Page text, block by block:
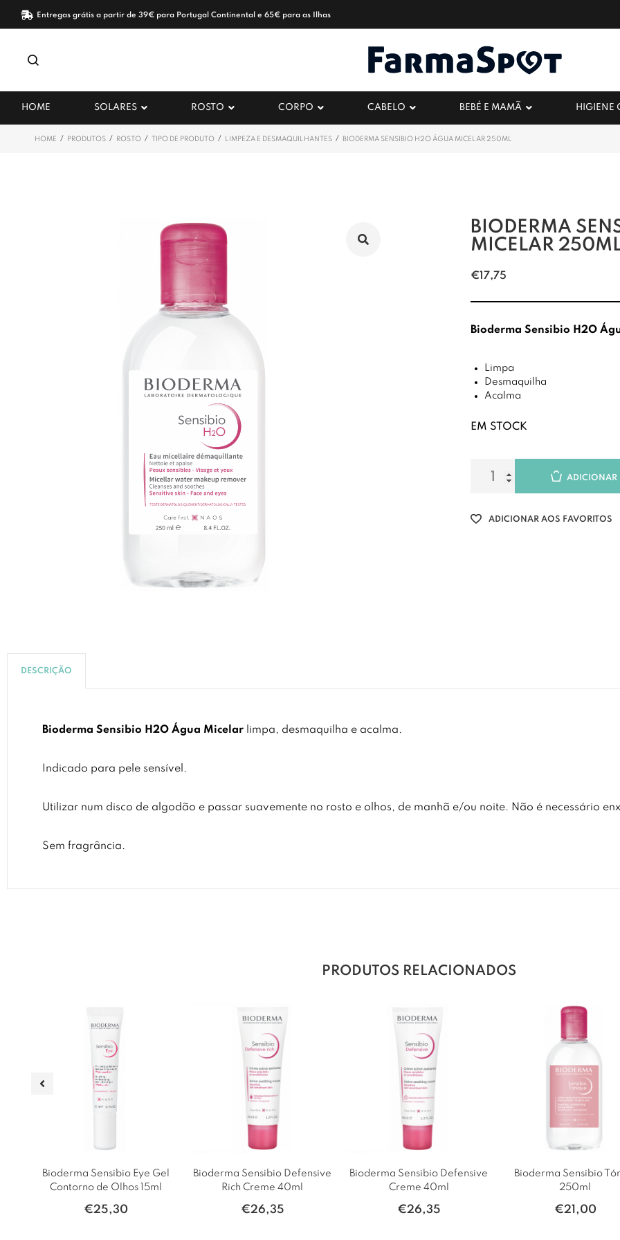
Entregas grátis a partir de 39€ para Portugal Continental e 65€ para as Ilhas
HOME SOLARES ROSTO CORPO CABELO BEBÉ E MAMÃ HIGIENE
HOME / PRODUTOS / ROSTO / TIPO DE PRODUTO / LIMPEZA E DESMAQUILHANTES / BIODERMA SENSIBIO H2O ÁGUA MICELAR 250ML
BIODERMA
MICELAR
€17,75
Bioderma Sensibio H2O
Limpa
Desmaquilha
Acalma
EM STOCK
ADICIONAR
ADICIONAR AOS FAVORITOS
DESCRIÇÃO
Bioderma Sensibio H2O Água Micelar limpa, desmaquilha e acalma.
Indicado para pele sensível.
Utilizar num disco de algodão e passar suavemente no rosto e olhos, de manhã e/ou noite. Não é necessário
Sem fragrância.
PRODUTOS RELACIONADOS
Bioderma Sensibio Eye Gel
Contorno de Olhos 15ml
€25,30
Bioderma Sensibio Defensive
Rich Creme 40ml
€26,35
Bioderma Sensibio Defensive
Creme 40ml
€26,35
Bioderma Sensibio
250ml
€21,00